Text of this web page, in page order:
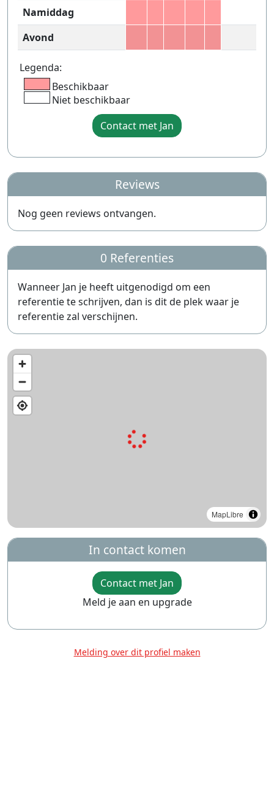
Namiddag
Avond
Legenda:
Beschikbaar
Niet beschikbaar
Contact met Jan
Reviews
Nog geen reviews ontvangen.
0 Referenties
Wanneer Jan je heeft uitgenodigd om een
referentie te schrijven, dan is dit de plek waar je
referentie zal verschijnen.
MapLibre
In contact komen
Contact met Jan
Meld je aan en upgrade
Melding over dit profiel maken